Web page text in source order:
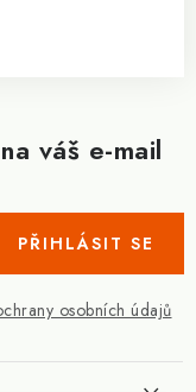
váš e-mail
osobních údajů
PŘIHLÁSIT SE